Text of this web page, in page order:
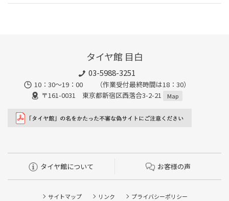
タイヤ館 目白
03-5988-3251
10：30～19：00 （作業受付最終時間は18：30）
〒161-0031 東京都新宿区西落合3-2-21
Map
タイヤ館について お客様の声
サイトマップ リンク プライバシーポリシー